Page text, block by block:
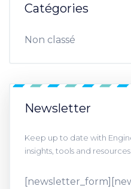
Catégories
Non classé
Newsletter
Keep up to date with
insights, tools and resources